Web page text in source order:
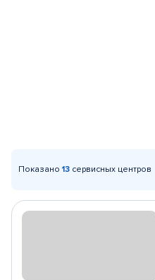
Показано 13 сервисных центров